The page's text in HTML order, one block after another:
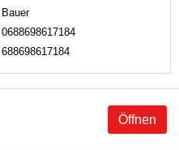
Bauer
0688698617184
688698617184
Öffnen